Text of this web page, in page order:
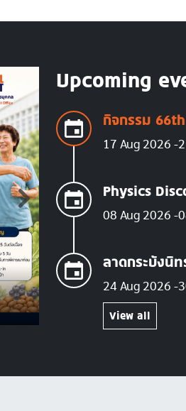
AUG
08 Physics
Upcoming
กิจกรรม
17 Aug 2026
Physics
08 Aug 2026
ลาดกระบังนิ
24 Aug 2026
View all